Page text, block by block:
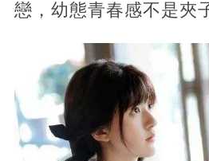
戀，幼態青春感不是夾